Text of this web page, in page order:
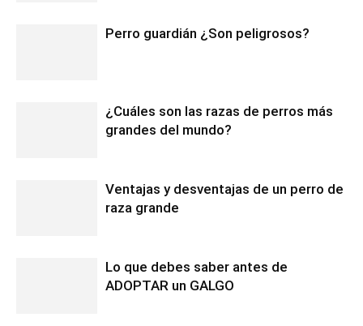
Perro guardián ¿Son peligrosos?
¿Cuáles son las razas de perros más
grandes del mundo?
Ventajas y desventajas de un perro de
raza grande
Lo que debes saber antes de
ADOPTAR un GALGO